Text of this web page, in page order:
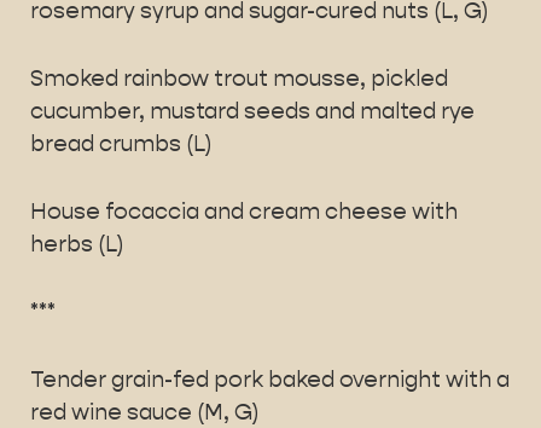
rosemary syrup and sugar-cured nuts (L, G)
Smoked rainbow trout mousse, pickled
cucumber, mustard seeds and malted rye
bread crumbs (L)
House focaccia and cream cheese with
herbs (L)
***
Tender grain-fed pork baked overnight with a
red wine sauce (M, G)